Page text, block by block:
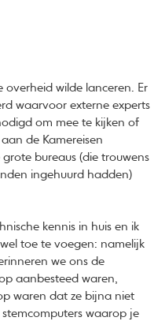
wilde lanceren. Er
waarvoor externe experts
om mee te kijken of
de Kamereisen
bureaus (die trouwens
ingehuurd hadden)
kennis in huis en ik
toe te voegen: namelijk
we ons de
aanbesteed waren,
waren dat ze bijna niet
waarop je